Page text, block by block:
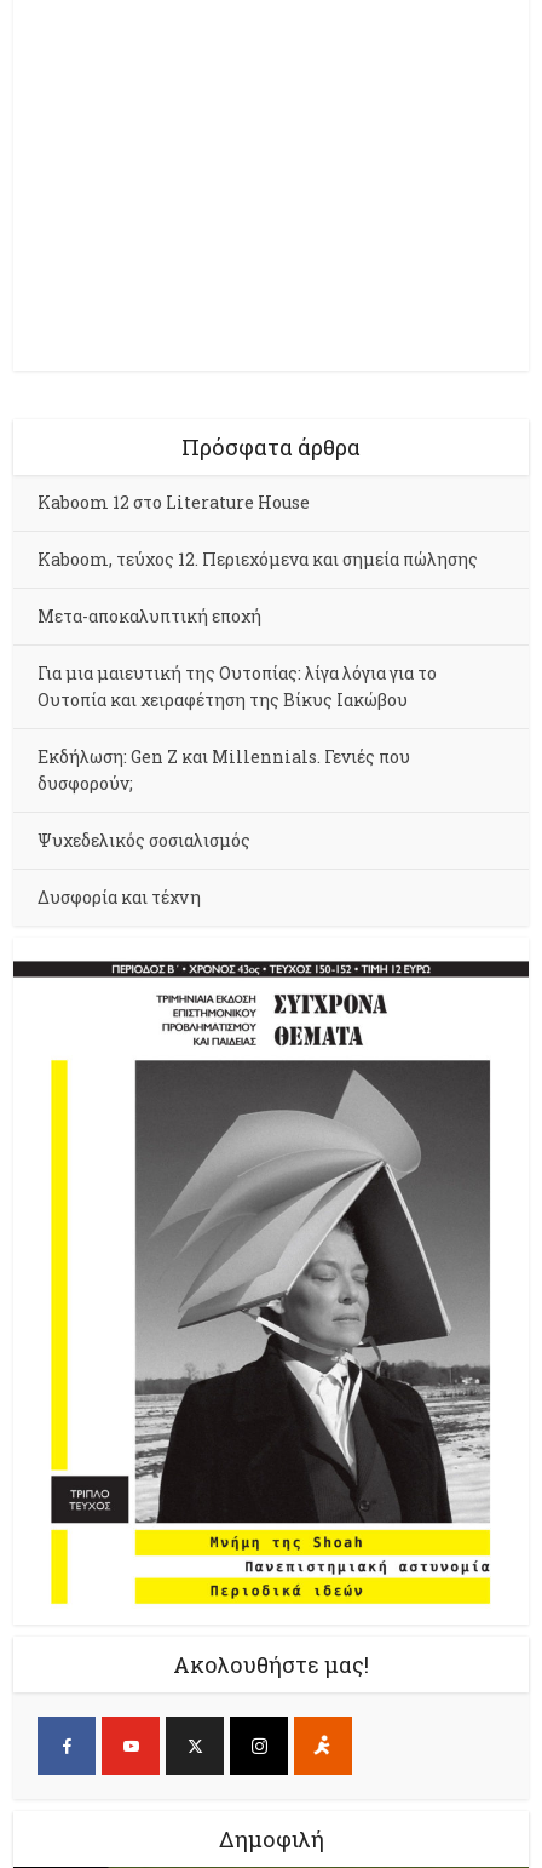
Πρόσφατα άρθρα
Kaboom 12 στο Literature House
Kaboom, τεύχος 12. Περιεχόμενα και σημεία πώλησης
Μετα-αποκαλυπτική εποχή
Για μια μαιευτική της Ουτοπίας: λίγα λόγια για το
Ουτοπία και χειραφέτηση της Βίκυς Ιακώβου
Εκδήλωση: Gen Z και Millennials. Γενιές που
δυσφορούν;
Ψυχεδελικός σοσιαλισμός
Δυσφορία και τέχνη
Ακολουθήστε μας!
Δημοφιλή